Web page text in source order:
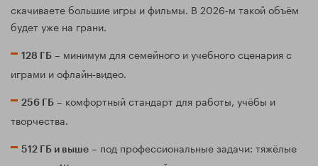
скачиваете большие игры и фильмы. В 2026‑м такой объём
будет уже на грани.
128 ГБ – минимум для семейного и учебного сценария с
играми и офлайн‑видео.
256 ГБ – комфортный стандарт для работы, учёбы и
творчества.
512 ГБ и выше – под профессиональные задачи: тяжёлые